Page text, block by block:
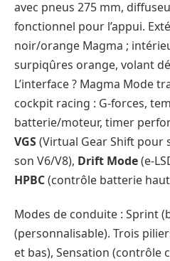
avec pneus 275 mm,
fonctionnel pour l’appui.
noir/orange Magma ;
surpiqûres orange, volant
L’interface ? Magma Mode
cockpit racing : G-forces,
batterie/moteur, timer
VGS(Virtual Gear Shift pour
son V6/V8), Drift Mode(e-
HPBC(contrôle batterie
Modes de conduite : Sprint
(personnalisable). Trois
et bas), Sensation (contrôle